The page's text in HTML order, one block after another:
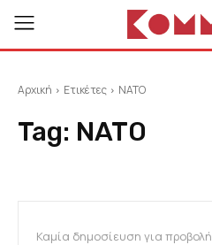
Αρχική Ετικέτες NATO
Tag: NATO
Καμία δημοσίευση για προβολή